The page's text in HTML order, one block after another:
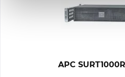
APC